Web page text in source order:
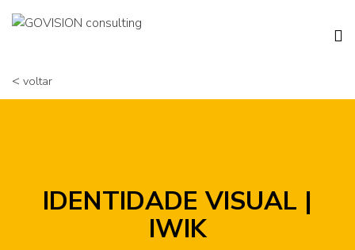
< voltar
IDENTIDADE VISUAL |
IWIK